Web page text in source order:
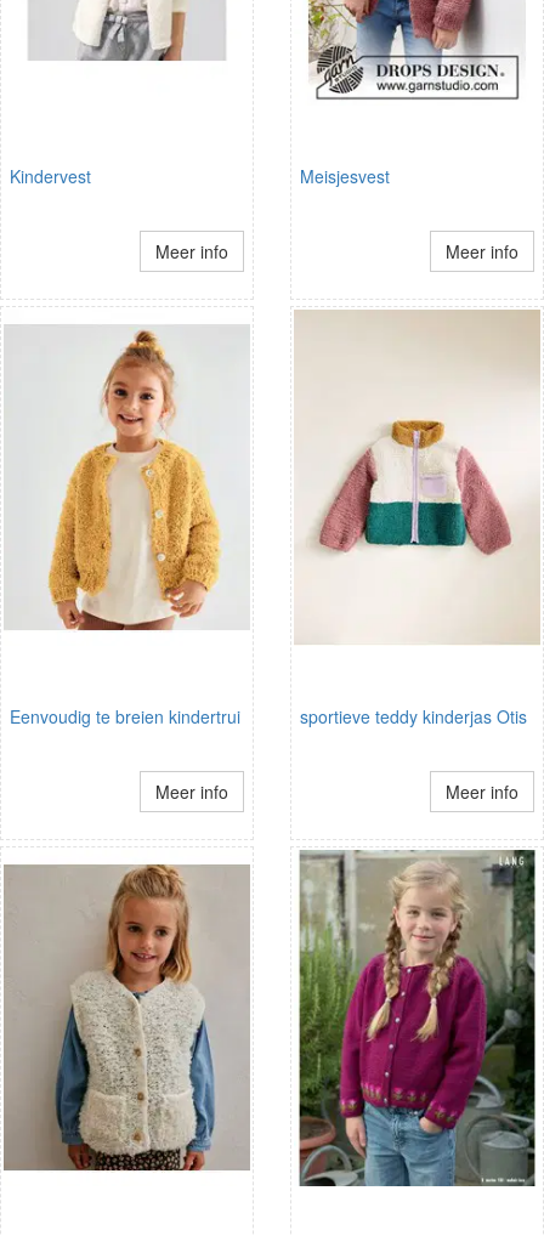
Kindervest
Meer info
Meisjesvest
Meer info
Eenvoudig te breien kindertrui
Meer info
sportieve teddy kinderjas Otis
Meer info